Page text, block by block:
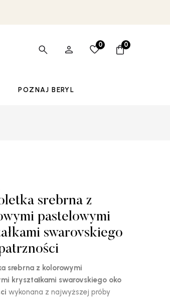
0 0
POZNAJ BERYL
srebrna z
pastelowymi
swarovskiego
srebrna z kolorowymi
kryształkami swarovskiego oko
wykonana z najwyższej próby